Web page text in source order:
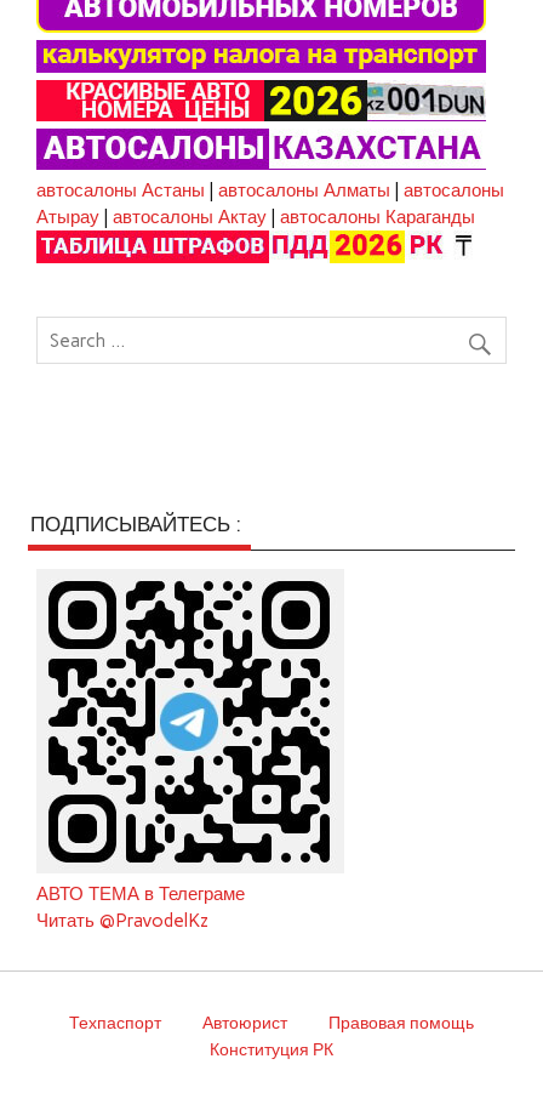
автосалоны Астаны |автосалоны Алматы |автосалоны
Атырау |автосалоны Актау |автосалоны Караганды
ПОДПИСЫВАЙТЕСЬ :
АВТО ТЕМА в Телеграме
Читать @PravodelKz
Техпаспорт Автоюрист
Правовая помощь
Конституция РК